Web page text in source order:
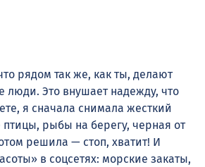
рядом так же, как ты, делают
люди. Это внушает надежду, что
я сначала снимала жесткий
рыбы на берегу, черная от
решила — стоп, хватит! И
в соцсетях: морские закаты,